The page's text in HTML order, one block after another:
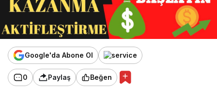
Google'da Abone Ol
0 Paylaş Beğen